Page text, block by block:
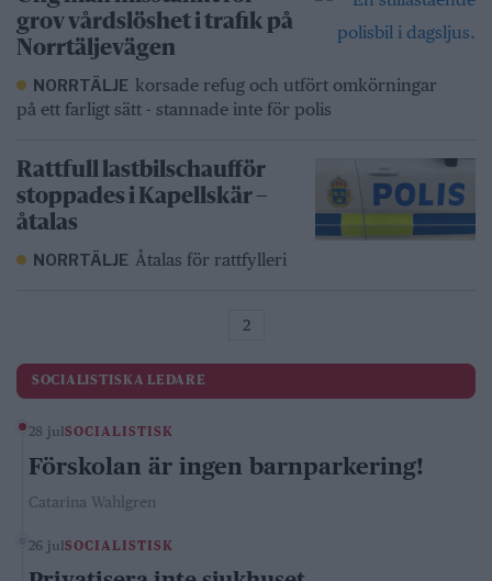
grov vårdslöshet i trafik på
Norrtäljevägen
NORRTÄLJE korsade refug och utfört omkörningar
på ett farligt sätt - stannade inte för polis
Rattfull lastbilschaufför
stoppades i Kapellskär –
åtalas
NORRTÄLJE Åtalas för rattfylleri
2
SOCIALISTISKA LEDARE
28 julSOCIALISTISK
Förskolan är ingen barnparkering!
Catarina Wahlgren
26 julSOCIALISTISK